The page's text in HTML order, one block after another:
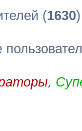
(1630
,